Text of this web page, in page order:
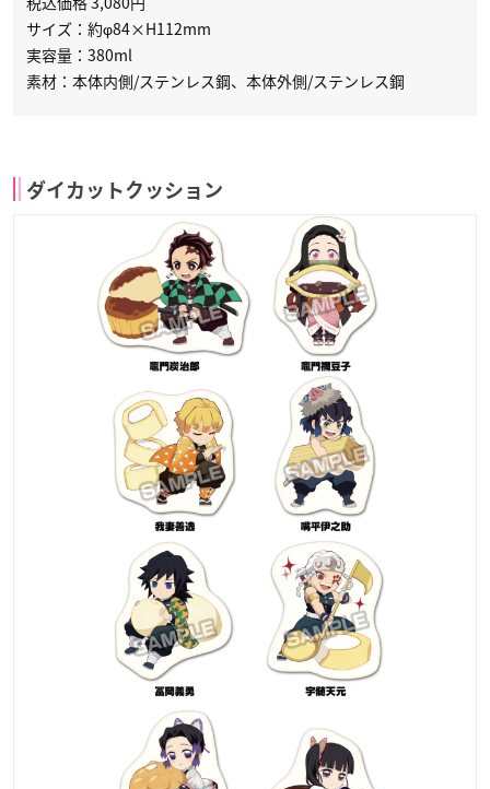
サイズ：約φ84×H112mm
実容量：380ml
素材：本体内側/ステンレス鋼、本体外側/ステンレス鋼
ダイカットクッション